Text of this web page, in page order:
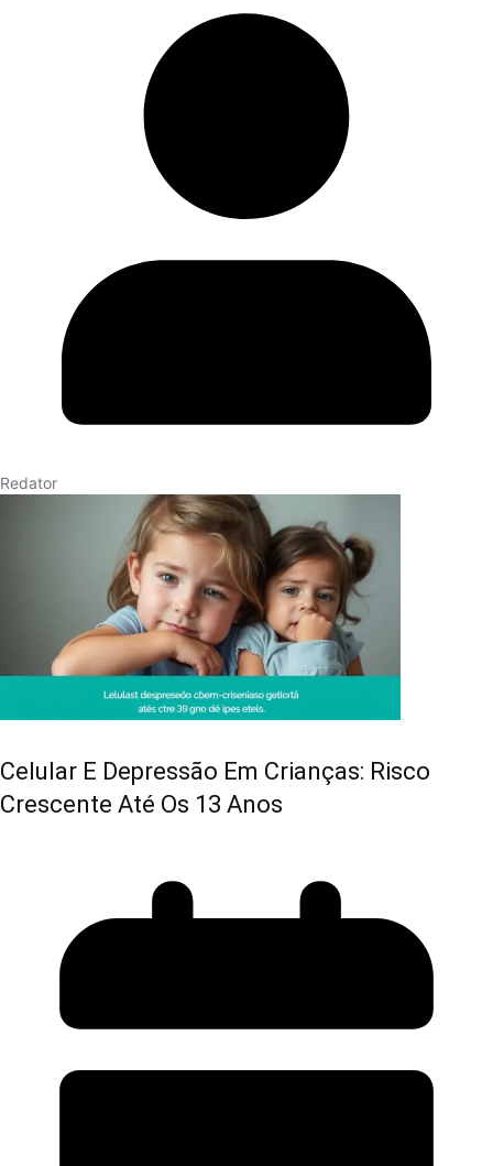
Redator
Celular E Depressão Em Crianças: Risco
Crescente Até Os 13 Anos